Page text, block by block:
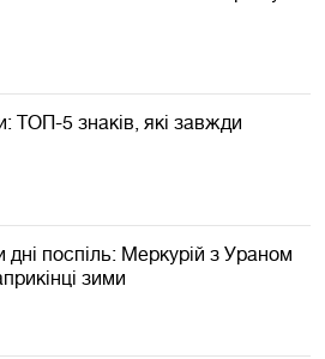
ТОП-5 знаків, які завжди
дні поспіль: Меркурій з Ураном
зими